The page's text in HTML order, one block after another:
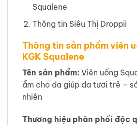
Squalene
Thông tin Siêu Thị Droppii
Thông tin sản phẩm viên
KGK Squalene
Tên sản phẩm: Viên uống
ẩm cho da giúp da tươi trẻ –
nhiên
Thương hiệu phân phối độc